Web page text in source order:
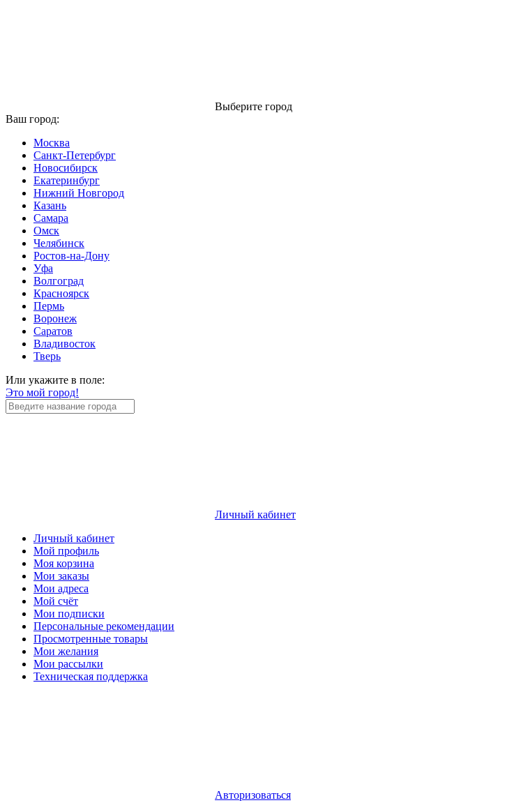
Выберите город
Ваш город:
Москва
Санкт-Петербург
Новосибирск
Екатеринбург
Нижний Новгород
Казань
Самара
Омск
Челябинск
Ростов-на-Дону
Уфа
Волгоград
Красноярск
Пермь
Воронеж
Саратов
Владивосток
Тверь
Или укажите в поле:
Это мой город!
Личный кабинет
Личный кабинет
Мой профиль
Моя корзина
Мои заказы
Мои адреса
Мой счёт
Мои подписки
Персональные рекомендации
Просмотренные товары
Мои желания
Мои рассылки
Техническая поддержка
Авторизоваться